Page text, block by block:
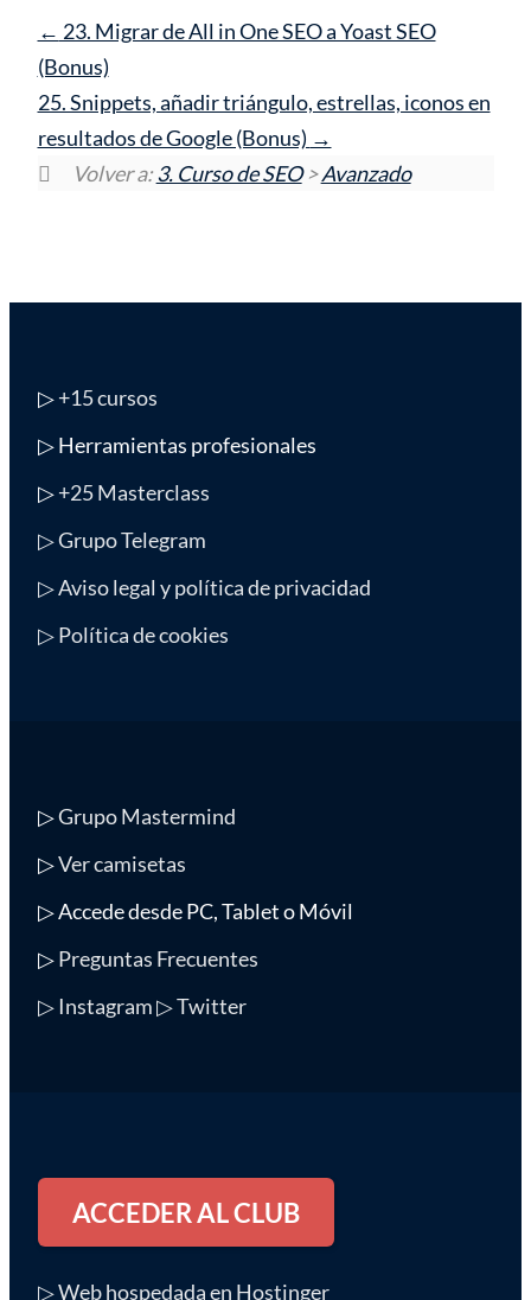
23. Migrar de All in One SEO a Yoast SEO
(Bonus)
25. Snippets, añadir triángulo, estrellas, iconos en
resultados de Google (Bonus)
Volver a:3. Curso de SEO>Avanzado
▷+15 cursos
▷ Herramientas profesionales
▷+25 Masterclass
▷ Grupo Telegram
▷ Aviso legal y política de privacidad
▷ Política de cookies
▷Grupo Mastermind
▷Ver camisetas
▷ Accede desde PC, Tablet o Móvil
▷Preguntas Frecuentes
▷ Instagram▷ Twitter
ACCEDER AL CLUB
▷ Web hospedada en Hostinger